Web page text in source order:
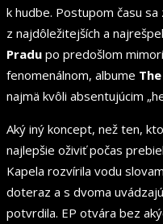
k hudbe. Postupom času
z najdôležitejších a
Pradu po predošlom
fenomenálnom, albume
najmä kvôli absentujúcim
Aký iný koncept, než ten,
najlepšie oživiť počas
Kapela rozvírila vodu
doteraz a s dvoma
potvrdila. EP otvára bez